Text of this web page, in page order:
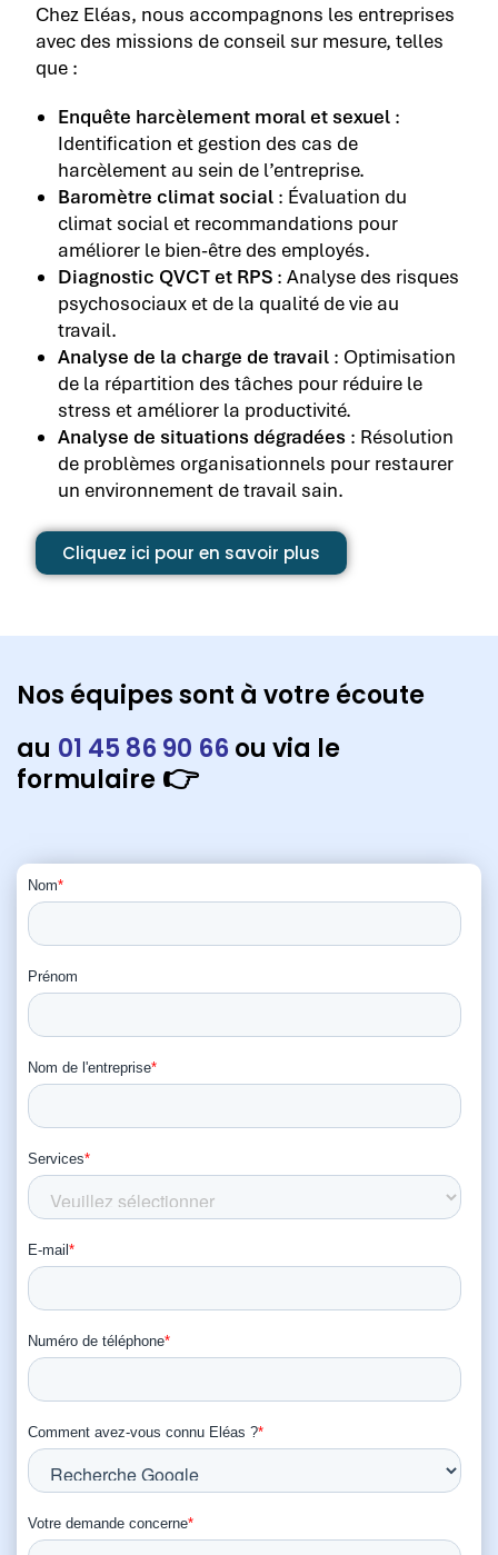
Chez Eléas, nous accompagnons les entreprises
avec des missions de conseil sur mesure, telles
que :
Enquête harcèlement moral et sexuel :
Identification et gestion des cas de
harcèlement au sein de l’entreprise.
Baromètre climat social : Évaluation du
climat social et recommandations pour
améliorer le bien-être des employés.
Diagnostic QVCT et RPS : Analyse des risques
psychosociaux et de la qualité de vie au
travail.
Analyse de la charge de travail : Optimisation
de la répartition des tâches pour réduire le
stress et améliorer la productivité.
Analyse de situations dégradées : Résolution
de problèmes organisationnels pour restaurer
un environnement de travail sain.
Cliquez ici pour en savoir plus
Nos équipes sont à votre écoute
au 01 45 86 90 66 ou via le
formulaire 👉